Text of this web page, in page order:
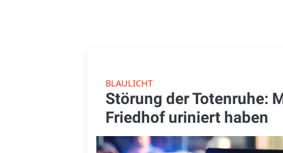
BLAULICHT
Störung der Totenruhe:
Friedhof uriniert haben